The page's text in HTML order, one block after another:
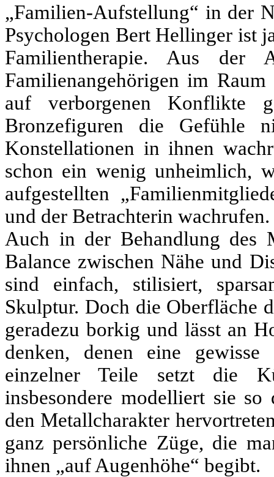
„Familien-Aufstellung“ in der
Psychologen Bert Hellinger ist
Familientherapie. Aus der
Familienangehörigen im
auf verborgenen Konflikte
Bronzefiguren die Gefühle
Konstellationen in ihnen
schon ein wenig unheimlich,
aufgestellten
und der Betrachterin wachrufen.
Auch in der Behandlung des
Balance zwischen Nähe und
sind einfach, stilisiert,
Skulptur. Doch die Oberfläche
geradezu borkig und lässt an
denken, denen eine
einzelner Teile setzt die
insbesondere modelliert sie so
den Metallcharakter
ganz persönliche Züge, die
ihnen „auf Augenhöhe“ begibt.